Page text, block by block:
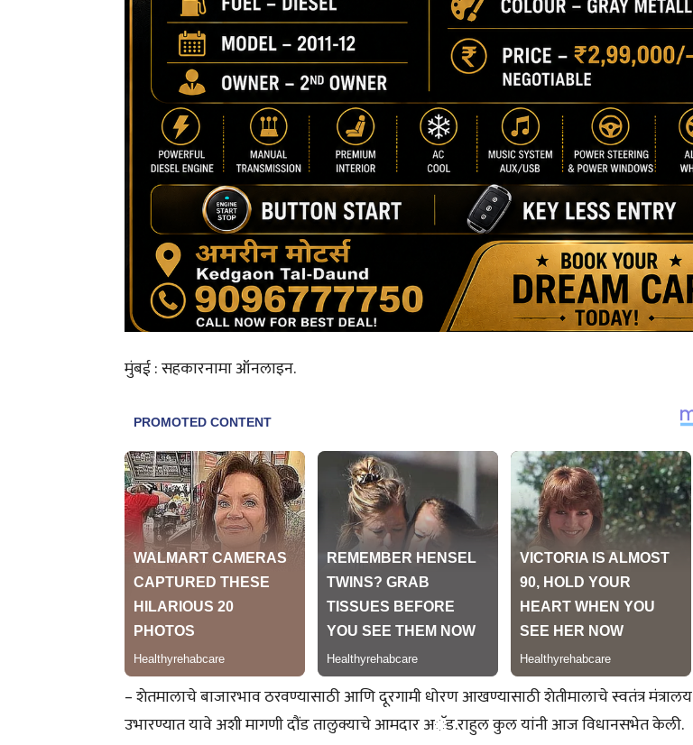
मुंबई : सहकारनामा ऑनलाइन.
– शेतमालाचे बाजारभाव ठरवण्यासाठी आणि दूरगामी धोरण आखण्यासाठी शेतीमालाचे स्वतंत्र मंत्रालय
उभारण्यात यावे अशी मागणी दौंड तालुक्याचे आमदार अॅड.राहुल कुल यांनी आज विधानसभेत केली.